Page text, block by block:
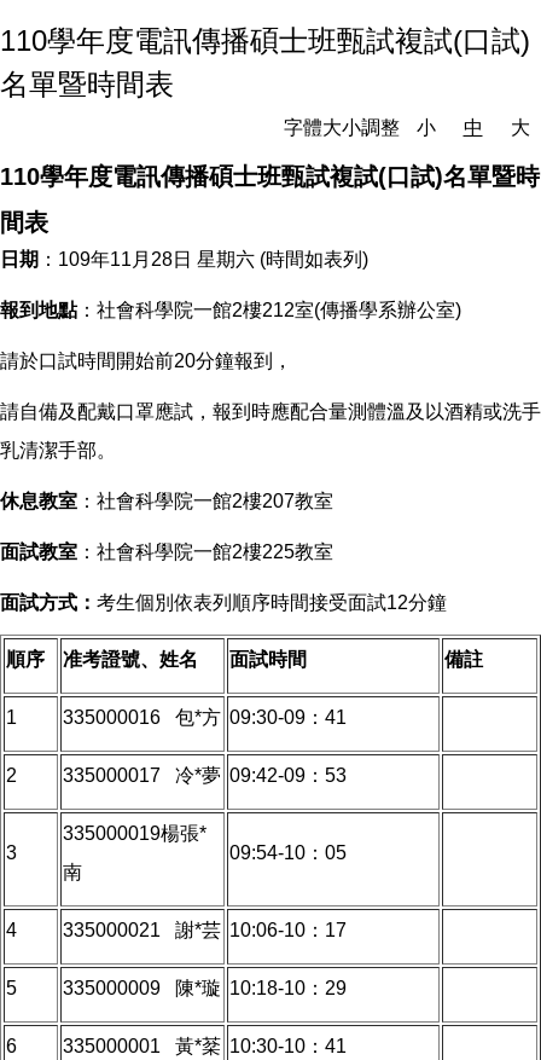
110學年度電訊傳播碩士班甄試複試(口試)
名單暨時間表
字體大小調整 小 中 大
110學年度電訊傳播碩士班甄試複試(口試)名單暨時
間表
日期 ：109年11月28日 星期六 (時間如表列)
報到地點：社會科學院一館2樓212室(傳播學系辦公室)
請於口試時間開始前20分鐘報到，
請自備及配戴口罩應試，報到時應配合量測體溫及以酒精或洗手
乳清潔手部。
休息教室 ：社會科學院一館2樓207教室
面試教室 ：社會科學院一館2樓225教室
面試方式： 考生個別依表列順序時間接受面試12分鐘
順序 准考證號、姓名 面試時間 備註
1 335000016 包*方 09:30-09：41
2 335000017 冷*夢 09:42-09：53
3
335000019楊張*
南
09:54-10：05
4 335000021 謝*芸 10:06-10：17
5 335000009 陳*璇 10:18-10：29
6 335000001 黃*棻 10:30-10：41